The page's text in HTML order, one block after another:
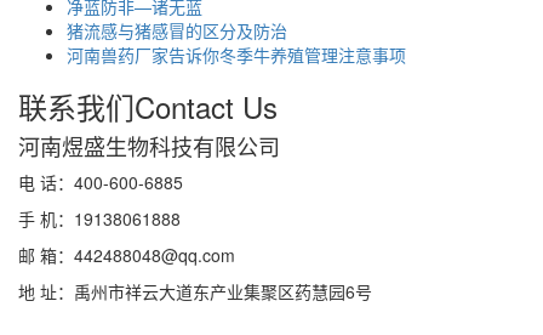
净蓝防非—诸无蓝
猪流感与猪感冒的区分及防治
河南兽药厂家告诉你冬季牛养殖管理注意事项
联系我们Contact Us
河南煜盛生物科技有限公司
电 话：400-600-6885
手 机：19138061888
邮 箱：442488048@qq.com
地 址：禹州市祥云大道东产业集聚区药慧园6号